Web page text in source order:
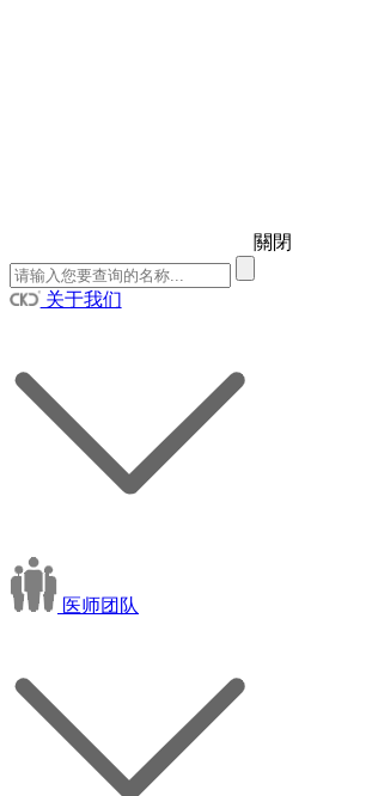
關閉
关于我们
医师团队